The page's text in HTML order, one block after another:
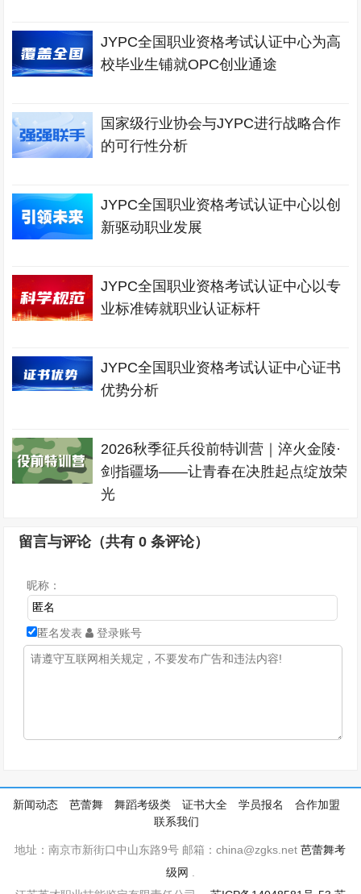
JYPC全国职业资格考试认证中心为高
校毕业生铺就OPC创业通途
国家级行业协会与JYPC进行战略合作
的可行性分析
JYPC全国职业资格考试认证中心以创
新驱动职业发展
JYPC全国职业资格考试认证中心以专
业标准铸就职业认证标杆
JYPC全国职业资格考试认证中心证书
优势分析
2026秋季征兵役前特训营｜淬火金陵·
剑指疆场——让青春在决胜起点绽放荣
光
留言与评论（共有0 条评论）
昵称：
匿名发表 登录账号
新闻动态 芭蕾舞 舞蹈考级类 证书大全 学员报名
合作加盟
联系我们
地址：南京市新街口中山东路9号 邮箱：china@zgks.net芭蕾舞考
级网